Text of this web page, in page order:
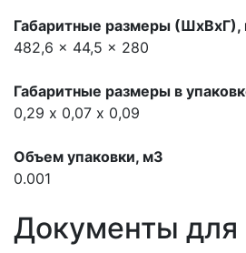
Габаритные размеры
482,6 x 44,5 x 280
Габаритные размеры в
0,29 х 0,07 х 0,09
Объем упаковки, м3
0.001
Документы для